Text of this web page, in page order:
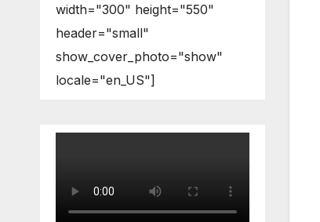
width="300" height="550"
header="small"
show_cover_photo="show"
locale="en_US"]